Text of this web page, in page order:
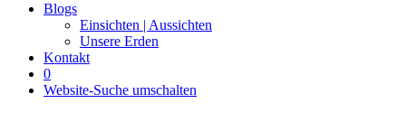
Blogs
Einsichten | Aussichten
Unsere Erden
Kontakt
0
Website-Suche umschalten